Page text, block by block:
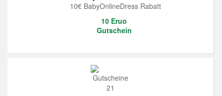
10€ BabyOnlineDress Rabatt
10 Eruo
Gutschein